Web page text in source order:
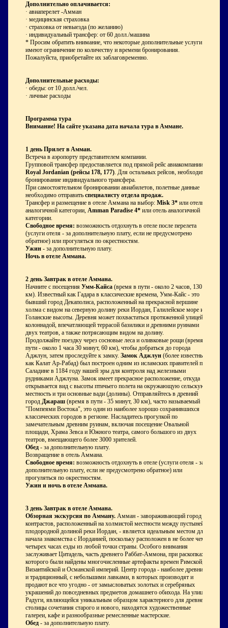
Дополнительно оплачивается:
· авиаперелет -Амман
· медицинская страховка
· страховка от невыезда (по желанию)
· индивидуальный трансфер: от 60 долл./машина
* Просим обратить внимание, что некоторые дополнительные услуги
имеют ограничение по количеству и времени бронирования.
Пожалуйста, приобретайте их заблаговременно.
Дополнительные расходы:
· обеды: от 10 долл./чел.
· личные расходы
Программа тура
Внимание! На сайте указана дата начала тура в Аммане.
1 день Прилет в Амман.
Встреча в аэропорту представителем компании.
Групповой трансфер предоставляется под прямой рейс авиакомпании
Royal Jordanian (рейсы 178, 177). Для остальных рейсов, необходимо
бронирование индивидуального трансфера.
При самостоятельном бронировании авиабилетов, полетные данные
необходимо отправить специалисту отдела продаж.
Трансфер и размещение в отеле Аммана на выбор: Misk 3* или отель
аналогичной категории, Amman Paradise 4* или отель аналогичной
категории.
Свободное время: возможность отдохнуть в отеле после перелета
(услуги отеля - за дополнительную плату, если не предусмотрено
обратное) или прогуляться по окрестностям.
Ужин - за дополнительную плату.
Ночь в отеле Аммана.
2 день Завтрак в отеле Аммана.
Начните с посещения Умм-Кайса (время в пути - около 2 часов, 130
км). Известный как Гадара в классические времена, Умм-Кайс - это
бывший город Декаполиса, расположенный на прекрасной вершине
холма с видом на северную долину реки Иордан, Галилейское море и
Голанские высоты. Деревня может похвастаться протяженной улицей с
колоннадой, впечатляющей террасой базилики и древними руинами
двух театров, а также потрясающим видом на долину.
Продолжайте поездку через сосновые леса и оливковые рощи (время в
пути - около 1 часа 30 минут, 60 км), чтобы добраться до города
Аджлун, затем проследуйте к замку. Замок Аджлун (более известный
как Калат Ар-Рабад) был построен одним из исламских правителей при
Саладине в 1184 году нашей эры для контроля над железными
рудниками Аджлуна. Замок имеет прекрасное расположение, откуда
открывается вид с высоты птичьего полета на окружающую сельскую
местность и три основные вади (долины). Отправляйтесь в древний
город Джараш (время в пути - 35 минут, 30 км), часто называемый
"Помпеями Востока", это один из наиболее хорошо сохранившихся
классических городов в регионе. Насладитесь прогулкой по
замечательным древним руинам, включая посещение Овальной
площади, Храма Зевса и Южного театра, самого большого из двух
театров, вмещающего более 3000 зрителей.
Обед - за дополнительную плату.
Возвращение в отель Аммана.
Свободное время: возможность отдохнуть в отеле (услуги отеля - за
дополнительную плату, если не предусмотрено обратное) или
прогуляться по окрестностям.
Ужин и ночь в отеле Аммана.
3 день Завтрак в отеле Аммана.
Обзорная экскурсия по Амману. Амман - завораживающий город
контрастов, расположенный на холмистой местности между пустыней и
плодородной долиной реки Иордан, - является идеальным местом для
начала знакомства с Иорданией, поскольку расположен в не более чем
четырех часах езды из любой точки страны. Особого внимания
заслуживает Цитадель, часть древнего Раббат-Аммона, при раскопках
которого были найдены многочисленные артефакты времен Римской,
Византийской и Османской империй. Центр города - наиболее древний
и традиционный, с небольшими лавками, в которых производят и
продают все что угодно - от замысловатых золотых и серебряных
украшений до повседневных предметов домашнего обихода. На улице
Радуги, являющейся уникальным образцом характерного для древней
столицы сочетания старого и нового, находятся художественные
галереи, кафе и разнообразные ремесленные мастерские.
Обед - за дополнительную плату.